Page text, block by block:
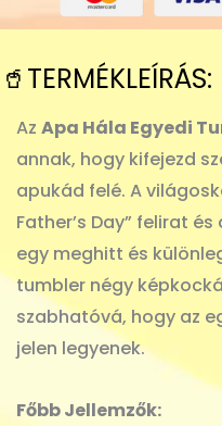
🥤TERMÉKLEÍRÁS:
Az Apa Hála Egyedi
annak, hogy kifejezd
apukád felé. A
Father’s Day” felirat
egy meghitt és
tumbler négy
szabhatóvá, hogy az
jelen legyenek.
Főbb Jellemzők: